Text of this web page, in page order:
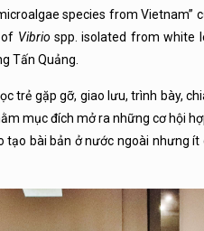
species from Vietnam”
of Vibrio spp. isolated from white
Tấn Quảng.
trẻ gặp gỡ, giao lưu, trình bày,
mục đích mở ra những cơ hội
bài bản ở nước ngoài nhưng